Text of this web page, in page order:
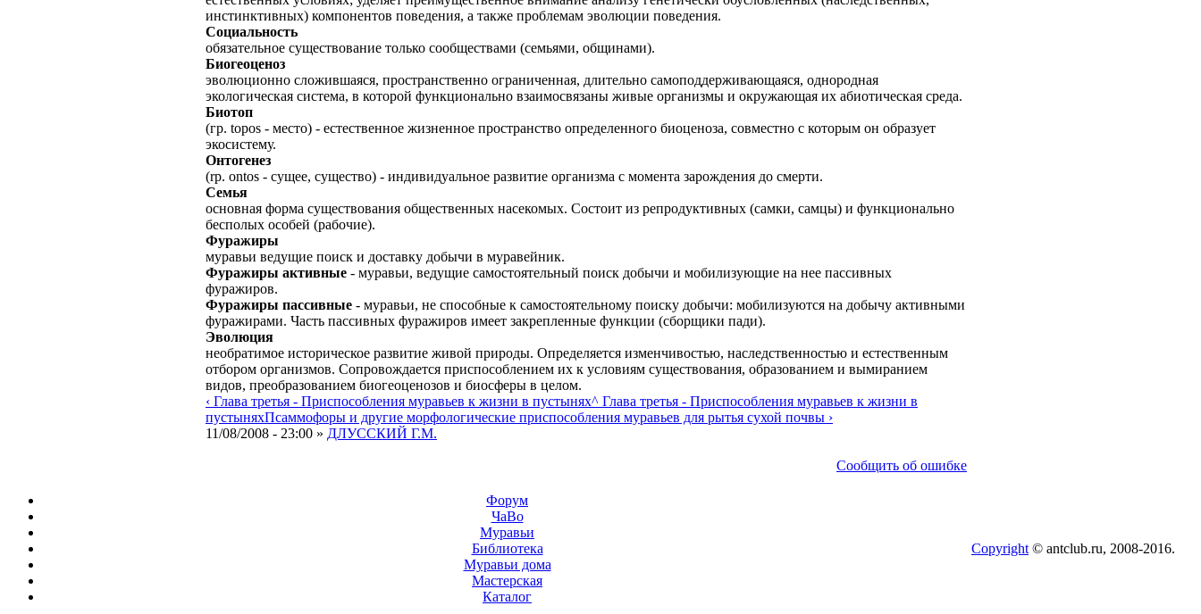
инстинктивных) компонентов поведения, а также проблемам эволюции поведения.
Социальность
обязательное существование только сообществами (семьями, общинами).
Биогеоценоз
эволюционно сложившаяся, пространственно ограниченная, длительно самоподдерживающаяся, однородная
экологическая система, в которой функционально взаимосвязаны живые организмы и окружающая их абиотическая среда.
Биотоп
(гр. topos - место) - естественное жизненное пространство определенного биоценоза, совместно с которым он образует
экосистему.
Онтогенез
(rp. ontos - сущее, существо) - индивидуальное развитие организма с момента зарождения до смерти.
Семья
основная форма существования общественных насекомых. Состоит из репродуктивных (самки, самцы) и функционально
бесполых особей (рабочие).
Фуражиры
муравьи ведущие поиск и доставку добычи в муравейник.
Фуражиры активные - муравьи, ведущие самостоятельный поиск добычи и мобилизующие на нее пассивных
фуражиров.
Фуражиры пассивные - муравьи, не способные к самостоятельному поиску добычи: мобилизуются на добычу активными
фуражирами. Часть пассивных фуражиров имеет закрепленные функции (сборщики пади).
Эволюция
необратимое историческое развитие живой природы. Определяется изменчивостью, наследственностью и естественным
отбором организмов. Сопровождается приспособлением их к условиям существования, образованием и вымиранием
видов, преобразованием биогеоценозов и биосферы в целом.
‹ Глава третья - Приспособления муравьев к жизни в пустынях^ Глава третья - Приспособления муравьев к жизни в
пустыняхПсаммофоры и другие морфологические приспособления муравьев для рытья сухой почвы ›
11/08/2008 - 23:00 » ДЛУССКИЙ Г.М.
Сообщить об ошибке
Форум
ЧаВо
Муравьи
Библиотека
Муравьи дома
Мастерская
Каталог
Copyright © antclub.ru, 2008-2016.